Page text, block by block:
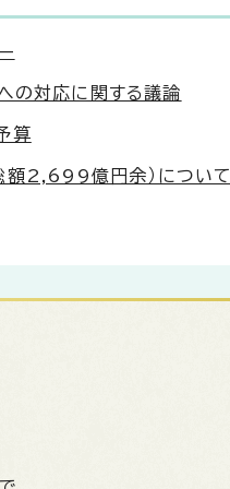
—
の対応に関する議論
算
額2,699億円余）について